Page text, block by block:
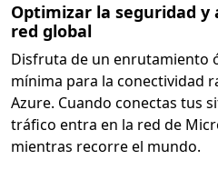
Optimizar la seguridad y
red global
Disfruta de un enrutamiento
mínima para la conectividad
Azure. Cuando conectas tus
tráfico entra en la red de
mientras recorre el mundo.